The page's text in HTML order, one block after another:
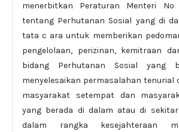
menerbitkan Peraturan Menteri No
tentang Perhutanan Sosial yang di
tata c ara untuk memberikan
pengelolaan, perizinan, kemitraan
bidang Perhutanan Sosial yang
menyelesaikan permasalahan tenurial
masyarakat setempat dan
yang berada di dalam atau di
dalam rangka kesejahteraan